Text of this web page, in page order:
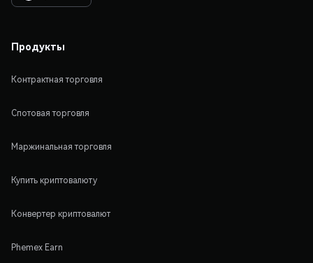
Продукты
Контрактная торговля
Спотовая торговля
Маржинальная торговля
Купить криптовалюту
Конвертер криптовалют
Phemex Earn